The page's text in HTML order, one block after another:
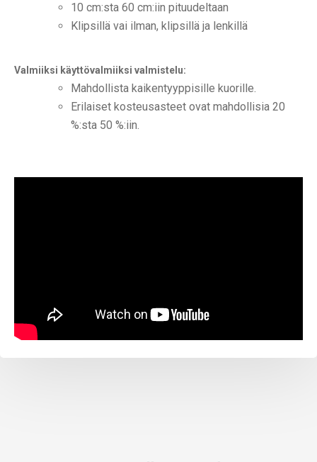
10 cm:sta 60 cm:iin pituudeltaan
Klipsillä vai ilman, klipsillä ja lenkillä
Valmiiksi käyttövalmiiksi valmistelu:
Mahdollista kaikentyyppisille kuorille.
Erilaiset kosteusasteet ovat mahdollisia 20
%:sta 50 %:iin.